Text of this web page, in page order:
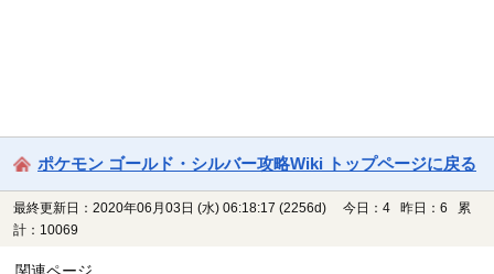
ポケモン ゴールド・シルバー攻略Wiki トップページに戻る
最終更新日：2020年06月03日 (水) 06:18:17 (2256d)
今日：4 昨日：6 累
計：10069